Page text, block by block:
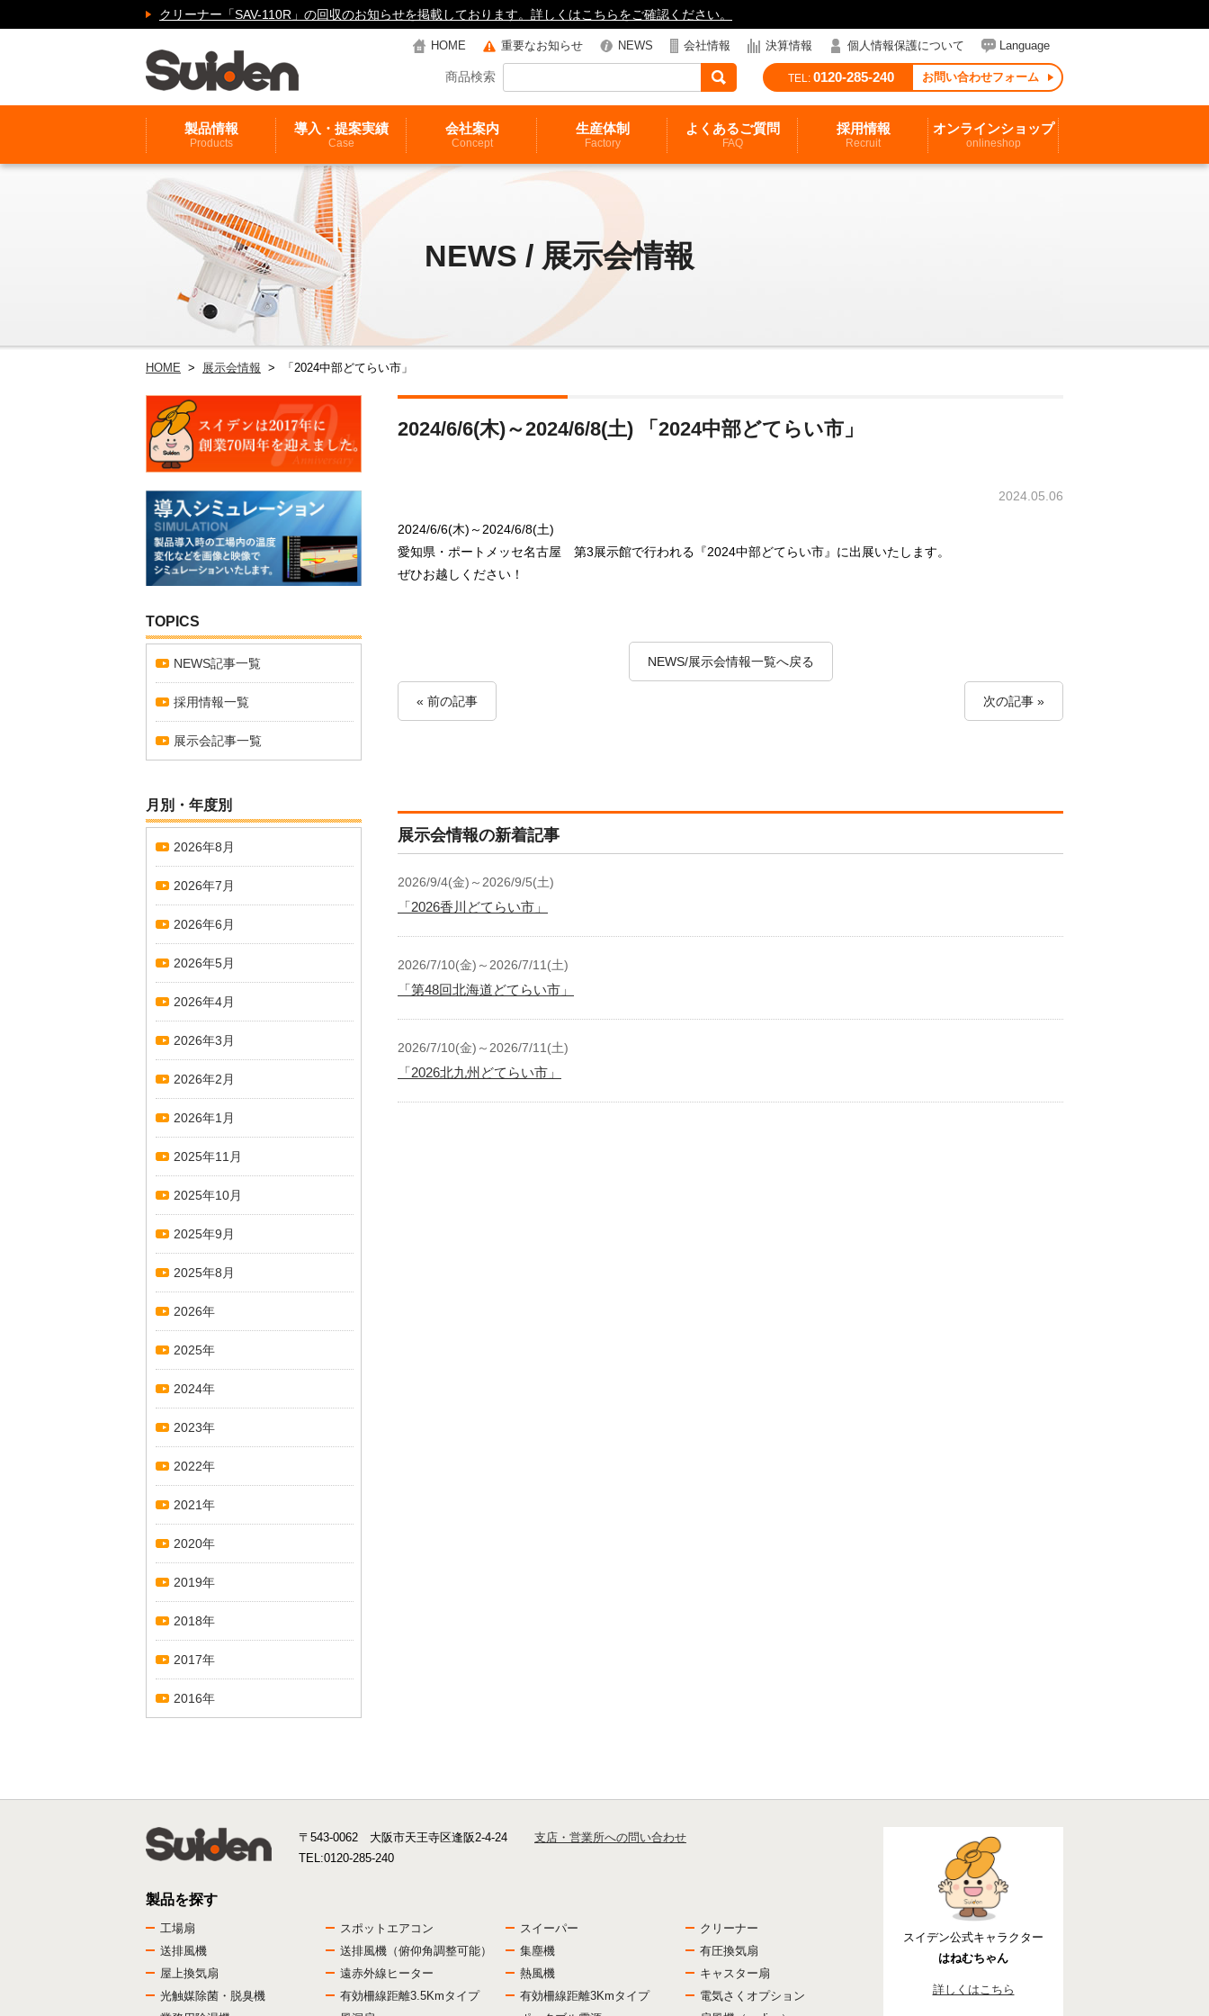
クリーナー「SAV-110R」の回収のお知らせを掲載しております。詳しくはこちらをご確認ください。
HOME 重要なお知らせ NEWS 会社情報 決算情報 個人情報保護について Language
商品検索 TEL: 0120-285-240 お問い合わせフォーム
製品情報
Products
導入・提案実績
Case
会社案内
Concept
生産体制
Factory
よくあるご質問
FAQ
採用情報
Recruit
オンラインショップ
onlineshop
NEWS / 展示会情報
HOME > 展示会情報 > 「2024中部どてらい市」
2024/6/6(木)～2024/6/8(土) 「2024中部どてらい市」
2024.05.06
2024/6/6(木)～2024/6/8(土)
愛知県・ポートメッセ名古屋 第3展示館で行われる『2024中部どてらい市』に出展いたします。
ぜひお越しください！
NEWS/展示会情報一覧へ戻る
« 前の記事 次の記事 »
展示会情報の新着記事
2026/9/4(金)～2026/9/5(土)
「2026香川どてらい市」
2026/7/10(金)～2026/7/11(土)
「第48回北海道どてらい市」
2026/7/10(金)～2026/7/11(土)
「2026北九州どてらい市」
TOPICS
NEWS記事一覧
採用情報一覧
展示会記事一覧
月別・年度別
2026年8月
2026年7月
2026年6月
2026年5月
2026年4月
2026年3月
2026年2月
2026年1月
2025年11月
2025年10月
2025年9月
2025年8月
2026年
2025年
2024年
2023年
2022年
2021年
2020年
2019年
2018年
2017年
2016年
スイデン公式キャラクター
はねむちゃん
詳しくはこちら
〒543-0062 大阪市天王寺区逢阪2-4-24
TEL:0120-285-240
支店・営業所への問い合わせ
製品を探す
工場扇 スポットエアコン スイーパー
クリーナー
送排風機
送排風機（俯仰角調整可能） 集塵機
有圧換気扇
屋上換気扇
遠赤外線ヒーター 熱風機
キャスター扇
光触媒除菌・脱臭機
有効柵線距離3.5Kmタイプ 有効柵線距離3Kmタイプ
電気さくオプション